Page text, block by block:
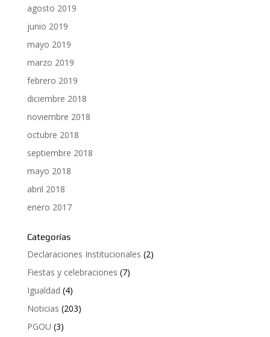
agosto 2019
junio 2019
mayo 2019
marzo 2019
febrero 2019
diciembre 2018
noviembre 2018
octubre 2018
septiembre 2018
mayo 2018
abril 2018
enero 2017
Categorías
Declaraciones Institucionales (2)
Fiestas y celebraciones (7)
Igualdad (4)
Noticias (203)
PGOU (3)